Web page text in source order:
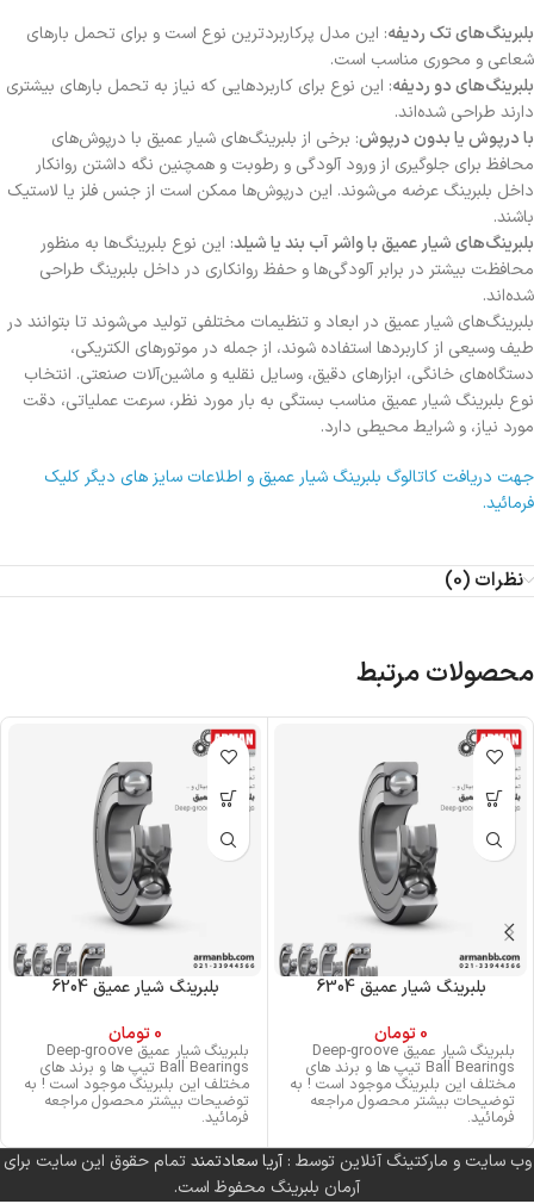
بلبرینگ‌های تک ردیفه: این مدل پرکاربردترین نوع است و برای تحمل بارهای
شعاعی و محوری مناسب است.
بلبرینگ‌های دو ردیفه: این نوع برای کاربردهایی که نیاز به تحمل بارهای بیشتری
دارند طراحی شده‌اند.
با درپوش یا بدون درپوش: برخی از بلبرینگ‌های شیار عمیق با درپوش‌های
محافظ برای جلوگیری از ورود آلودگی و رطوبت و همچنین نگه داشتن روانکار
داخل بلبرینگ عرضه می‌شوند. این درپوش‌ها ممکن است از جنس فلز یا لاستیک
باشند.
بلبرینگ‌های شیار عمیق با واشر آب بند یا شیلد: این نوع بلبرینگ‌ها به منظور
محافظت بیشتر در برابر آلودگی‌ها و حفظ روانکاری در داخل بلبرینگ طراحی
شده‌اند.
بلبرینگ‌های شیار عمیق در ابعاد و تنظیمات مختلفی تولید می‌شوند تا بتوانند در
طیف وسیعی از کاربردها استفاده شوند، از جمله در موتورهای الکتریکی،
دستگاه‌های خانگی، ابزارهای دقیق، وسایل نقلیه و ماشین‌آلات صنعتی. انتخاب
نوع بلبرینگ شیار عمیق مناسب بستگی به بار مورد نظر، سرعت عملیاتی، دقت
مورد نیاز، و شرایط محیطی دارد.
جهت دریافت کاتالوگ بلبرینگ شیار عمیق و اطلاعات سایز های دیگر کلیک
فرمائید.
نظرات (0)
محصولات مرتبط
بلبرینگ شیار عمیق 6304
0 تومان
بلبرینگ شیار عمیق Deep-groove
Ball Bearings تیپ ها و برند های
مختلف این بلبرینگ موجود است ! به
توضیحات بیشتر محصول مراجعه
فرمائید.
بلبرینگ شیار عمیق 6204
0 تومان
بلبرینگ شیار عمیق Deep-groove
Ball Bearings تیپ ها و برند های
مختلف این بلبرینگ موجود است ! به
توضیحات بیشتر محصول مراجعه
فرمائید.
وب سایت و مارکتینگ آنلاین توسط :آریا سعادتمندتمام حقوق این سایت برای
آرمان بلبرینگ محفوظ است.